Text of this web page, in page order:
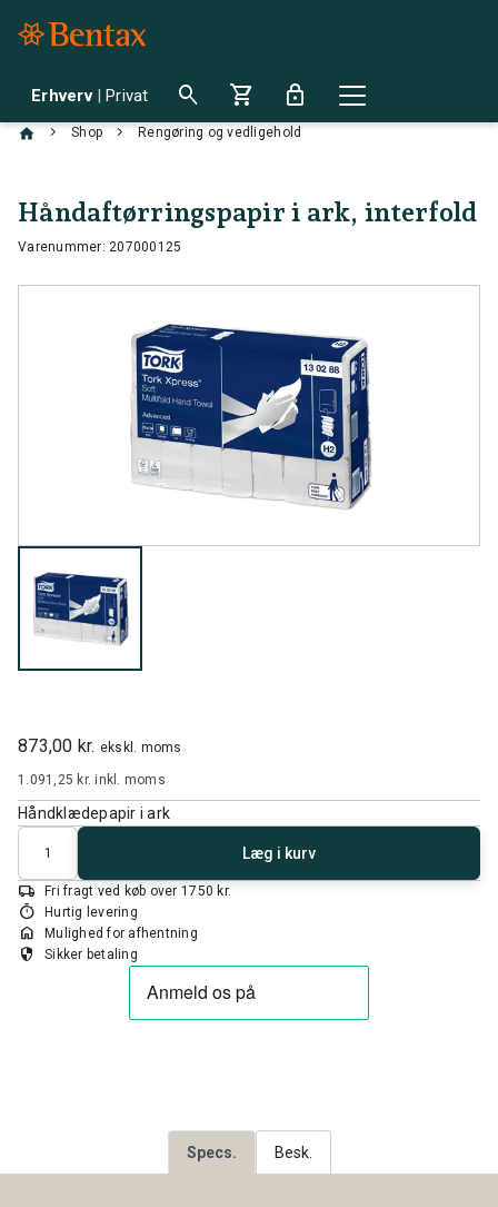
Erhverv | Privat search shopping_cart lock
chevron_right Shop chevron_right Rengøring og vedligehold
Håndaftørringspapir i ark, interfold
Varenummer: 207000125
873,00 kr. ekskl. moms
1.091,25 kr.inkl. moms
Håndklædepapir i ark
Antal
Læg i kurv
local_shipping Fri fragt ved køb over 1750 kr.
timer Hurtig levering
home Mulighed for afhentning
security Sikker betaling
Specs. Besk.